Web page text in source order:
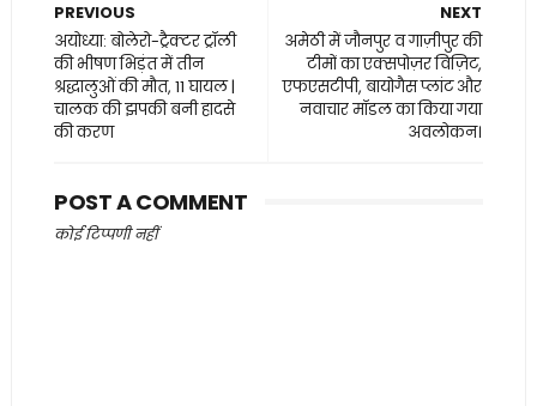
NEXT
अमेठी में जौनपुर व गाज़ीपुर की
टीमों का एक्सपोज़र विज़िट,
एफएसटीपी, बायोगैस प्लांट और
नवाचार मॉडल का किया गया
अवलोकन।
PREVIOUS
अयोध्या: बोलेरो-ट्रैक्टर ट्रॉली
की भीषण भिड़ंत में तीन
श्रद्धालुओं की मौत, 11 घायल |
चालक की झपकी बनी हादसे
की करण
POST A COMMENT
कोई टिप्पणी नहीं